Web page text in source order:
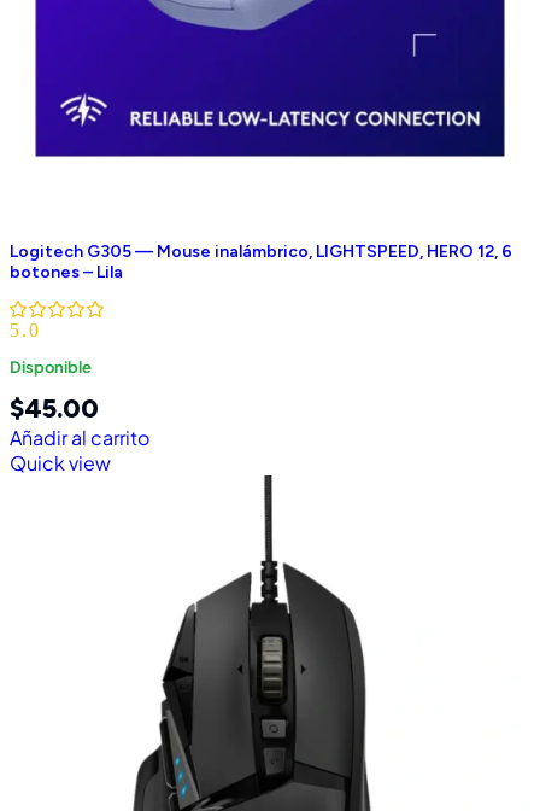
Logitech G305 — Mouse inalámbrico, LIGHTSPEED, HERO 12, 6
botones – Lila
5.0
Disponible
$45.00
Añadir al carrito
Quick view